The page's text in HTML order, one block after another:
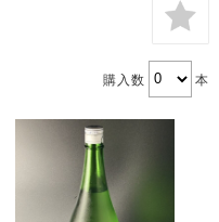
購入数 本